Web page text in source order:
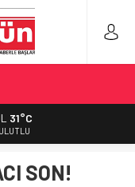
HATALAR
31°C
SON!